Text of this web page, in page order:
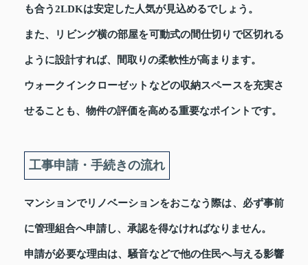
も合う2LDKは安定した人気が見込めるでしょう。
また、リビング横の部屋を可動式の間仕切りで区切れる
ように設計すれば、間取りの柔軟性が高まります。
ウォークインクローゼットなどの収納スペースを充実さ
せることも、物件の評価を高める重要なポイントです。
工事申請・手続きの流れ
マンションでリノベーションをおこなう際は、必ず事前
に管理組合へ申請し、承認を得なければなりません。
申請が必要な理由は、騒音などで他の住民へ与える影響